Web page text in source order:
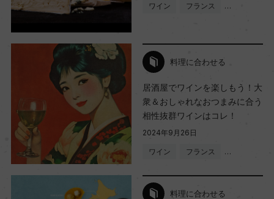
ワイン フランス …
料理に合わせる
居酒屋でワインを楽しもう！大
衆＆おしゃれなおつまみに合う
相性抜群ワインはコレ！
2024年9月26日
ワイン フランス …
料理に合わせる